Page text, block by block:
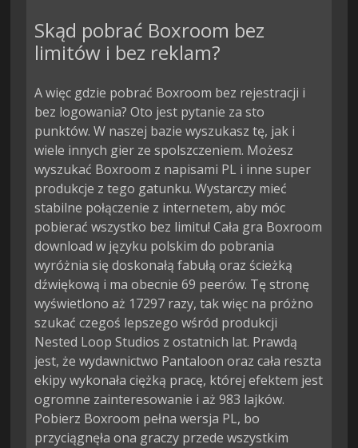
Skąd pobrać Boxroom bez
limitów i bez reklam?
A więc gdzie pobrać Boxroom bez rejestracji i
bez logowania? Oto jest pytanie za sto
punktów. W naszej bazie wyszukasz tę, jak i
wiele innych gier ze spolszczeniem. Możesz
wyszukać Boxroom z napisami PL i inne super
produkcje z tego gatunku. Wystarczy mieć
stabilne połączenie z internetem, aby móc
pobierać wszystko bez limitu! Cała gra Boxroom
download w języku polskim do pobrania
wyróżnia się doskonałą fabułą oraz ścieżką
dźwiękową i ma obecnie 69 peerów. Tę stronę
wyświetlono aż 17297 razy, tak więc na próżno
szukać czegoś lepszego wśród produkcji
Nested Loop Studios z ostatnich lat. Prawdą
jest, że wydawnictwo Pantaloon oraz cała reszta
ekipy wykonała ciężką pracę, której efektem jest
ogromne zainteresowanie i aż 983 lajków.
Pobierz Boxroom pełna wersja PL, bo
przyciągnęła ona graczy przede wszystkim